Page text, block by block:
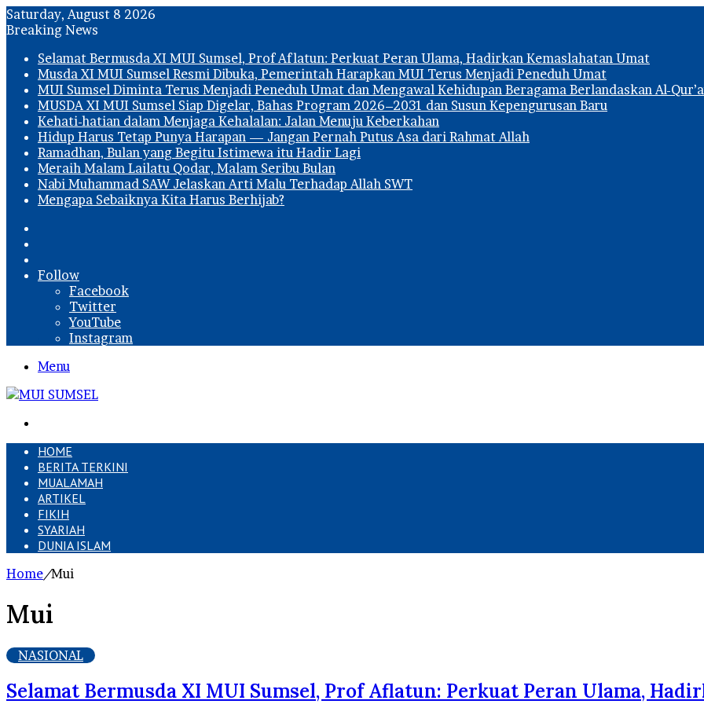
Saturday, August 8 2026
Breaking News
Selamat Bermusda XI MUI Sumsel, Prof Aflatun: Perkuat Peran Ulama, Hadirkan Kemaslahatan Umat
Musda XI MUI Sumsel Resmi Dibuka, Pemerintah Harapkan MUI Terus Menjadi Peneduh Umat
MUI Sumsel Diminta Terus Menjadi Peneduh Umat dan Mengawal Kehidupan Beragama Berlandaskan Al-
MUSDA XI MUI Sumsel Siap Digelar, Bahas Program 2026–2031 dan Susun Kepengurusan Baru
Kehati-hatian dalam Menjaga Kehalalan: Jalan Menuju Keberkahan
Hidup Harus Tetap Punya Harapan — Jangan Pernah Putus Asa dari Rahmat Allah
Ramadhan, Bulan yang Begitu Istimewa itu Hadir Lagi
Meraih Malam Lailatu Qodar, Malam Seribu Bulan
Nabi Muhammad SAW Jelaskan Arti Malu Terhadap Allah SWT
Mengapa Sebaiknya Kita Harus Berhijab?
In
Follow
Facebook
Twitter
YouTube
Instagram
Menu
HOME
BERITA TERKINI
MUALAMAH
ARTIKEL
FIKIH
SYARIAH
DUNIA ISLAM
Home/Mui
Mui
NASIONAL
Selamat Bermusda XI MUI Sumsel, Prof Aflatun: Perkuat Peran Ulama,